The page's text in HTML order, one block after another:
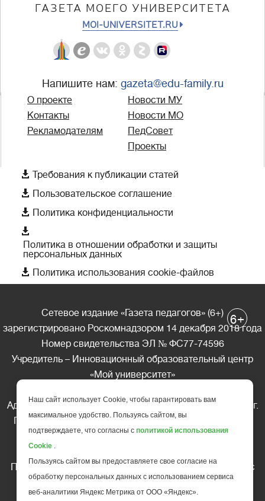
ГАЗЕТА МОЕГО УНИВЕРСИТЕТА
MOI-UNIVERSITET.RU
Напишите нам: gazeta@edu-family.ru
О проекте
Контакты
Рекламодателям
Новости МУ
Новости МО
ПедСовет
Проекты
 Требования к публикации статей
 Пользовательское соглашение
 Политика конфиденциальности

Политика в отношении обработки и защиты
персональных данных
 Политика использования cookie-файлов
Сетевое издание «Газета педагогов» (6+)
зарегистрировано Роскомнадзором 14 декабря 2018 года
Номер свидетельства ЭЛ № ФС77-74596
Учредитель – Инновационный образовательный центр
«Мой университет»
Адрес редакции: 185035 Россия, Республика Карелия, г.
Петрозаводск, ул. Фридриха Энгельса д.10, офис 211
Телефон редакции: +7 (499) 685-10-45
Перепечатка материалов газеты допускается только c
письменного разрешения редакции
Ссылка на «Газету педагогов» обязательна.
6+
Наш сайт использует Cookie, чтобы гарантировать вам
максимальное удобство. Пользуясь сайтом, вы
подтверждаете, что согласны с политикой использования
Cookie .
Пользуясь сайтом вы предоставляете свое согласие на
обработку персональных данных с использованием сервиса
веб-аналитики Яндекс Метрика от ООО «Яндекс».